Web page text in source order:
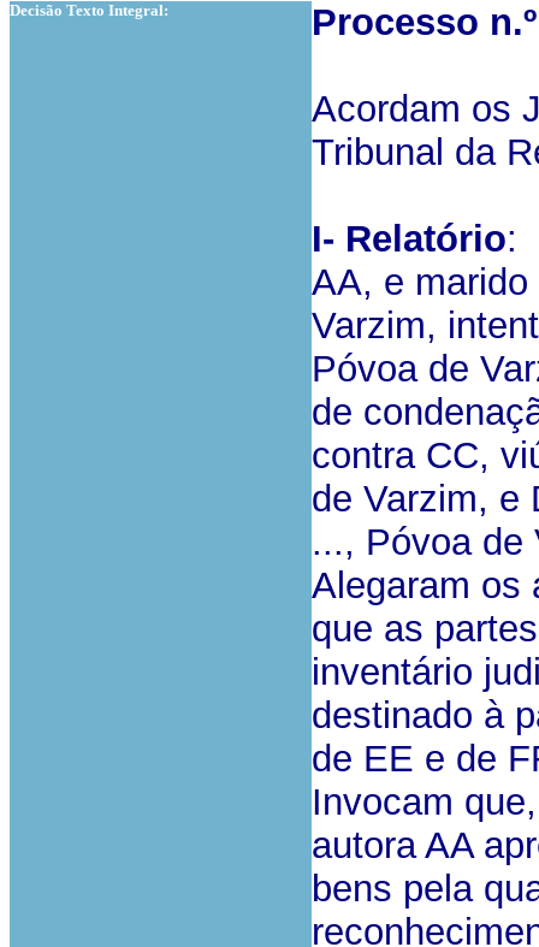
Decisão Texto Integral:
Processo
Acordam os
Tribunal da
I- Relatório:
AA, e
Varzim,
Póvoa de
de
contra CC,
de Varzim, e
..., Póvoa de
Alegaram os
que as
inventário
destinado à
de EE e de
Invocam
autora AA
bens pela